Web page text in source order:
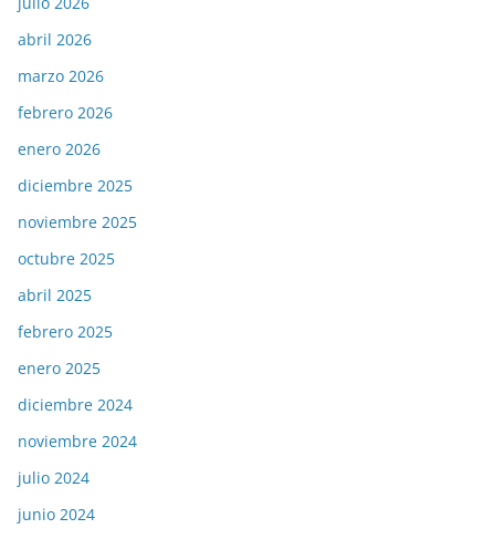
abril 2026
marzo 2026
febrero 2026
enero 2026
diciembre 2025
noviembre 2025
octubre 2025
abril 2025
febrero 2025
enero 2025
diciembre 2024
noviembre 2024
julio 2024
junio 2024